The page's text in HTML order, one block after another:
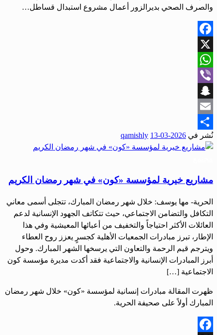
والصرف الصحي بديرالزور أعمال مشروع استبدال قساطل…
Facebook
X
WhatsApp
Viber
Snapchat
Email
Share
نُشر في 2026-03-13
qamishly
مشاريع خيرية لمؤسسة «كون» في شهر رمضان الكريم
الحرية- مها يوسف: خلال شهر رمضان المبارك، تتجلى أسمى معاني
التكافل والتضامن الاجتماعي، حيث تتكاتف الجهود الإنسانية لدعم
العائلات الأكثر احتياجاً والتخفيف من أعبائها المعيشية وفي هذا
الإطار، تبرز مبادرات الجمعيات الأهلية كجسرٍ يعزز روح العطاء
ويترجم قيم الرحمة والتعاون التي يرسخها الشهر المبارك. وحول
أبرز المبادرات الإنسانية والاجتماعية فقد أكدت مديرة مؤسسة كون
الاجتماعية […]
ظهرت المقالة مبادرات إنسانية لمؤسسة «كون» خلال شهر رمضان
المبارك أولاً على صحيفة الحرية.